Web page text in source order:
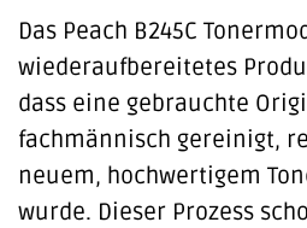
Das Peach B245C
wiederaufbereitetes
dass eine gebrauchte
fachmännisch gereinigt,
neuem, hochwertigem
wurde. Dieser Prozess